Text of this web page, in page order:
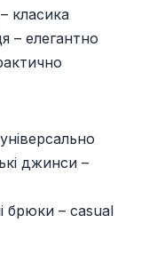
класика
– елегантно
джинси –
брюки – casual